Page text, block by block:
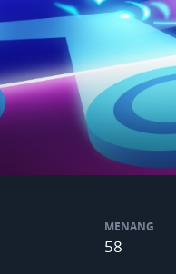
MENANG
58